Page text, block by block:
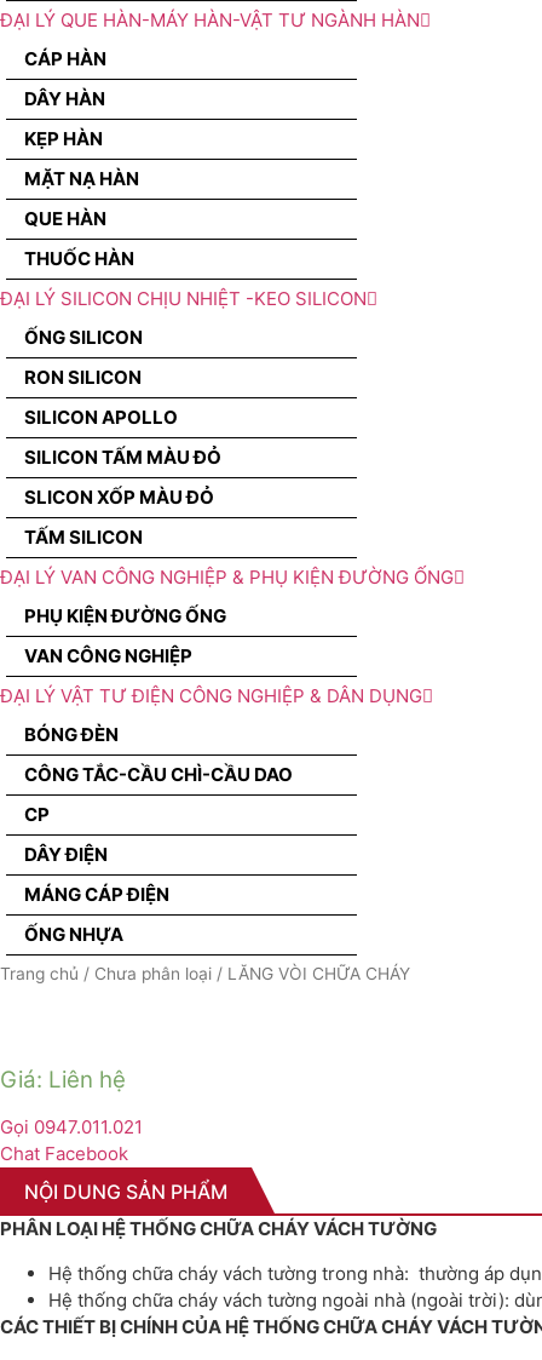
ĐẠI LÝ QUE HÀN-MÁY HÀN-VẬT TƯ NGÀNH HÀN
CÁP HÀN
DÂY HÀN
KẸP HÀN
MẶT NẠ HÀN
QUE HÀN
THUỐC HÀN
ĐẠI LÝ SILICON CHỊU NHIỆT -KEO SILICON
ỐNG SILICON
RON SILICON
SILICON APOLLO
SILICON TẤM MÀU ĐỎ
SLICON XỐP MÀU ĐỎ
TẤM SILICON
ĐẠI LÝ VAN CÔNG NGHIỆP & PHỤ KIỆN ĐƯỜNG ỐNG
PHỤ KIỆN ĐƯỜNG ỐNG
VAN CÔNG NGHIỆP
ĐẠI LÝ VẬT TƯ ĐIỆN CÔNG NGHIỆP & DÂN DỤNG
BÓNG ĐÈN
CÔNG TẮC-CẦU CHÌ-CẦU DAO
CP
DÂY ĐIỆN
MÁNG CÁP ĐIỆN
ỐNG NHỰA
Trang chủ / Chưa phân loại / LĂNG VÒI CHỮA CHÁY
Giá: Liên hệ
Gọi 0947.011.021
Chat Facebook
NỘI DUNG SẢN PHẨM
PHÂN LOẠI HỆ THỐNG CHỮA CHÁY VÁCH TƯỜNG
Hệ thống chữa cháy vách tường trong nhà: thường áp
Hệ thống chữa cháy vách tường ngoài nhà (ngoài trời):
CÁC THIẾT BỊ CHÍNH CỦA HỆ THỐNG CHỮA CHÁY VÁCH